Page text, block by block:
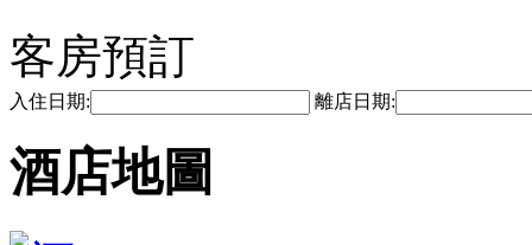
客房預訂
入住日期: 離店日期:
酒店地圖